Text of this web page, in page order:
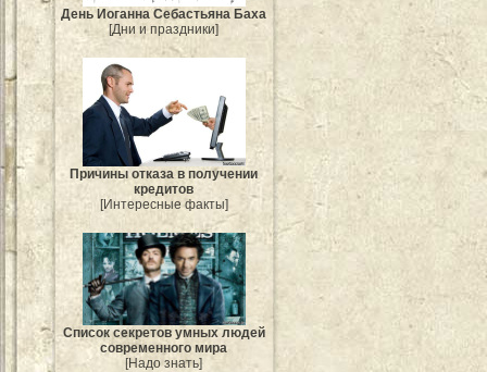
День Иоганна Себастьяна Баха
[Дни и праздники]
Причины отказа в получении
кредитов
[Интересные факты]
Список секретов умных людей
современного мира
[Надо знать]